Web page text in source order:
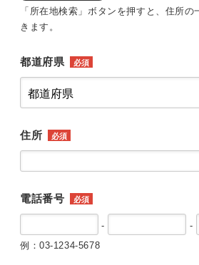
「所在地検索」ボタンを押すと、住所
きます。
都道府県 必須
住所 必須
電話番号 必須
-
-
例：03-1234-5678